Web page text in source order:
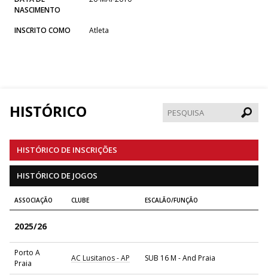
NASCIMENTO
INSCRITO COMO Atleta
HISTÓRICO
HISTÓRICO DE INSCRIÇÕES
HISTÓRICO DE JOGOS
ASSOCIAÇÃO CLUBE ESCALÃO/FUNÇÃO
2025/26
Porto A
Praia
AC Lusitanos - AP SUB 16 M - And Praia